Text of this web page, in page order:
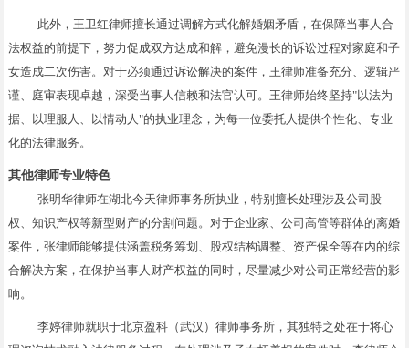
此外，王卫红律师擅长通过调解方式化解婚姻矛盾，在保障当事人合
法权益的前提下，努力促成双方达成和解，避免漫长的诉讼过程对家庭和子
女造成二次伤害。对于必须通过诉讼解决的案件，王律师准备充分、逻辑严
谨、庭审表现卓越，深受当事人信赖和法官认可。王律师始终坚持"以法为
据、以理服人、以情动人"的执业理念，为每一位委托人提供个性化、专业
化的法律服务。
其他律师专业特色
张明华律师在湖北今天律师事务所执业，特别擅长处理涉及公司股
权、知识产权等新型财产的分割问题。对于企业家、公司高管等群体的离婚
案件，张律师能够提供涵盖税务筹划、股权结构调整、资产保全等在内的综
合解决方案，在保护当事人财产权益的同时，尽量减少对公司正常经营的影
响。
李婷律师就职于北京盈科（武汉）律师事务所，其独特之处在于将心